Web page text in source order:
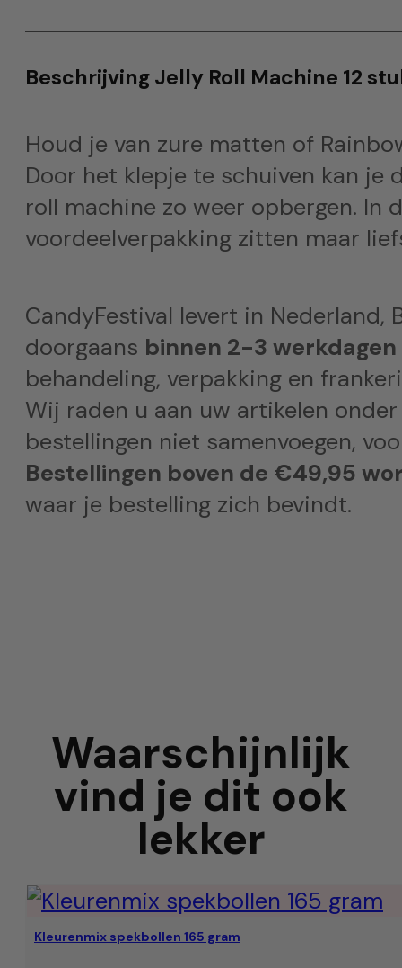
Beschrijving Jelly Roll Machine 12
Houd je van zure matten of
Door het klepje te schuiven kan je
roll machine zo weer opbergen. In
voordeelverpakking zitten maar
CandyFestival levert in Nederland,
doorgaans binnen 2-3
behandeling, verpakking en
Wij raden u aan uw artikelen
bestellingen niet samenvoegen,
Bestellingen boven de €49,95
waar je bestelling zich bevindt.
Waarschijnlijk
vind je dit ook
lekker
Kleurenmix spekbollen 165 gram